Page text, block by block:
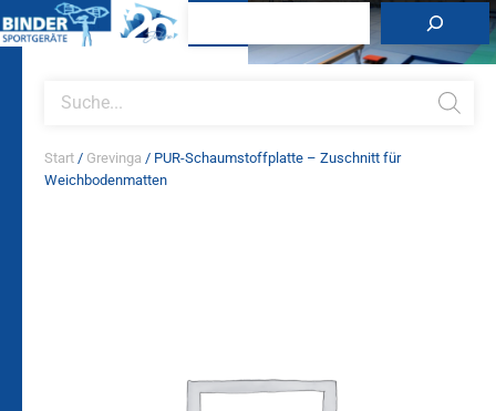
Inhalt
search
Start / Grevinga / PUR-Schaumstoffplatte – Zuschnitt für
Weichbodenmatten